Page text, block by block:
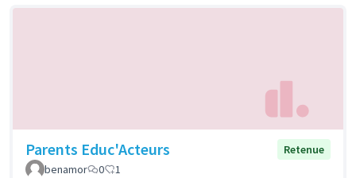
Parents Educ'Acteurs
Retenue
benamor
0 1